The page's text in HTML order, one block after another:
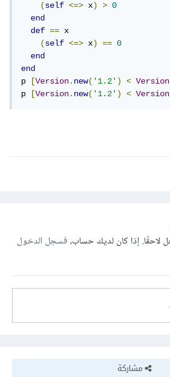
(self <=> x) >
0
end
def
== x
(self <=> x) ==
0
end
end
p [Version.new('1.2') <
p [Version.new('1.2') <
لاحقًا. إذا كان لديك حساب،فسجل الدخول
مشاركة